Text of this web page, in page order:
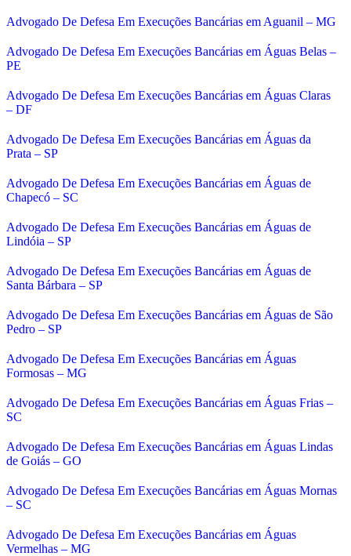
Advogado De Defesa Em Execuções Bancárias em Aguanil – MG
Advogado De Defesa Em Execuções Bancárias em Águas Belas –
PE
Advogado De Defesa Em Execuções Bancárias em Águas Claras
– DF
Advogado De Defesa Em Execuções Bancárias em Águas da
Prata – SP
Advogado De Defesa Em Execuções Bancárias em Águas de
Chapecó – SC
Advogado De Defesa Em Execuções Bancárias em Águas de
Lindóia – SP
Advogado De Defesa Em Execuções Bancárias em Águas de
Santa Bárbara – SP
Advogado De Defesa Em Execuções Bancárias em Águas de São
Pedro – SP
Advogado De Defesa Em Execuções Bancárias em Águas
Formosas – MG
Advogado De Defesa Em Execuções Bancárias em Águas Frias –
SC
Advogado De Defesa Em Execuções Bancárias em Águas Lindas
de Goiás – GO
Advogado De Defesa Em Execuções Bancárias em Águas Mornas
– SC
Advogado De Defesa Em Execuções Bancárias em Águas
Vermelhas – MG